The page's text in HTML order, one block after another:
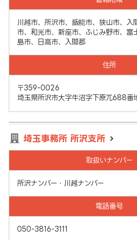
川越市、所沢市、飯能市、狭山市、入
市、和光市、新座市、ふじみ野市、富
島市、日高市、入間郡
住所
〒359-0026
埼玉県所沢市大字牛沼字下原兀688番
埼玉事務所 所沢支所
取扱いナンバー
所沢ナンバー・川越ナンバー
電話番号
050-3816-3111